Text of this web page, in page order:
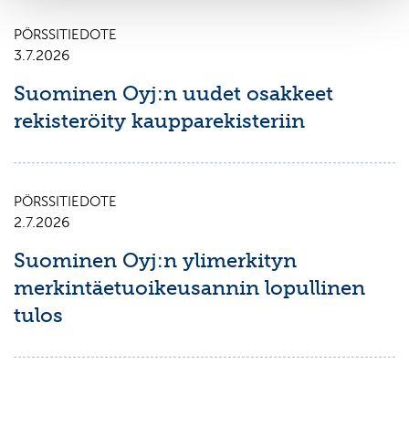
PÖRSSITIEDOTE
3.7.2026
Suominen Oyj:n uudet osakkeet
rekisteröity kaupparekisteriin
PÖRSSITIEDOTE
2.7.2026
Suominen Oyj:n ylimerkityn
merkintäetuoikeusannin lopullinen
tulos